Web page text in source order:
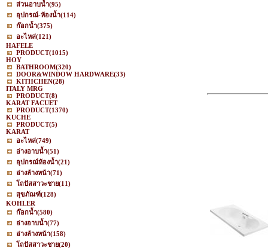
ส่วนอาบน้ำ(95)
อุปกรณ์-ห้องน้ำ(114)
ก๊อกน้ำ(375)
อะไหล่(121)
HAFELE
PRODUCT(1015)
HOY
BATHROOM(320)
DOOR&WINDOW HARDWARE(33)
KITHCHEN(28)
ITALY MRG
PRODUCT(8)
KARAT FACUET
PRODUCT(1370)
KUCHE
PRODUCT(5)
KARAT
อะไหล่(749)
อ่างอาบน้ำ(51)
อุปกรณ์ห้องน้ำ(21)
อ่างล้างหน้า(71)
โถปัสสาวะชาย(11)
สุขภัณฑ์(128)
KOHLER
ก๊อกน้ำ(580)
อ่างอาบน้ำ(77)
อ่างล้างหน้า(158)
โถปัสสาวะชาย(20)